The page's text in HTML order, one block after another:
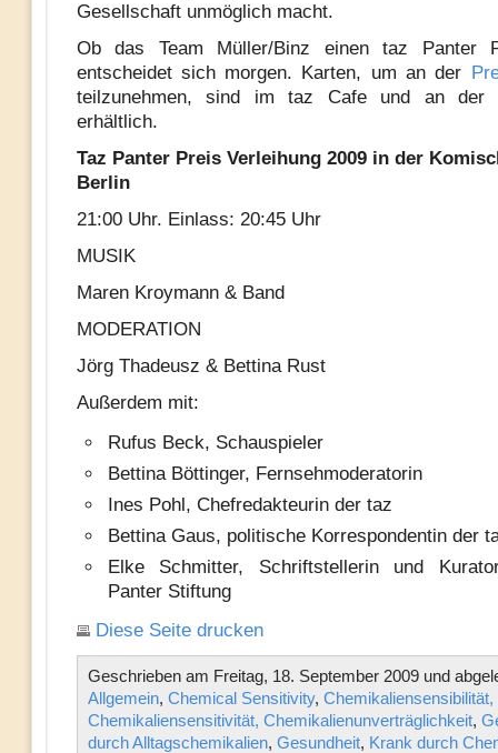
Gesellschaft unmöglich macht.
Ob das Team Müller/Binz einen taz Panter
entscheidet sich morgen. Karten, um an der
teilzunehmen, sind im taz Cafe und an der
erhältlich.
Taz Panter Preis Verleihung 2009 in der
Berlin
21:00 Uhr. Einlass: 20:45 Uhr
MUSIK
Maren Kroymann & Band
MODERATION
Jörg Thadeusz & Bettina Rust
Außerdem mit:
Rufus Beck, Schauspieler
Bettina Böttinger, Fernsehmoderatorin
Ines Pohl, Chefredakteurin der taz
Bettina Gaus, politische Korrespondentin der
Elke Schmitter, Schriftstellerin und
Panter Stiftung
Diese Seite drucken
Geschrieben am Freitag, 18. September 2009 und
Allgemein, Chemical Sensitivity,
Chemikaliensensitivität, Chemikalienunverträglichkeit,
durch Alltagschemikalien, Gesundheit, Krank durch